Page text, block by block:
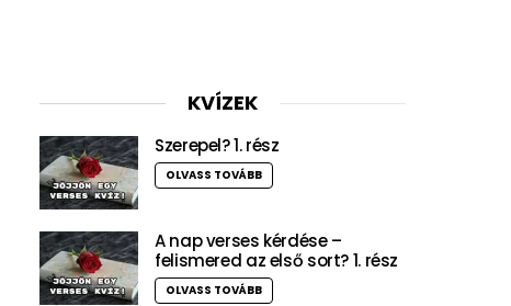
KVÍZEK
Szerepel? 1. rész
OLVASS TOVÁBB
A nap verses kérdése –
felismered az első sort? 1. rész
OLVASS TOVÁBB